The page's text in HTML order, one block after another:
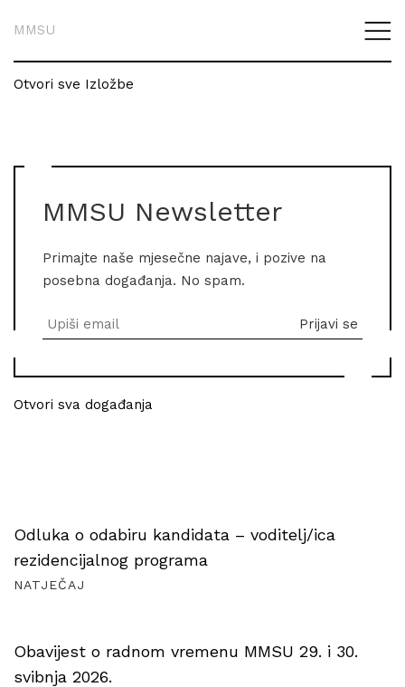
MMSU
Otvori sve Izložbe
MMSU Newsletter
Primajte naše mjesečne najave, i pozive na
posebna događanja. No spam.
Otvori sva događanja
Odluka o odabiru kandidata – voditelj/ica
rezidencijalnog programa
NATJEČAJ
Obavijest o radnom vremenu MMSU 29. i 30.
svibnja 2026.